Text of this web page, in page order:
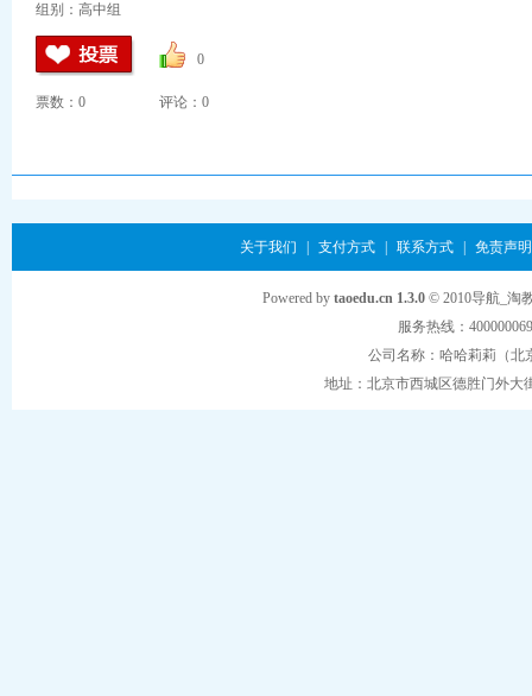
组别：高中组
0
票数： 0 评论：0
关于我们 支付方式 联系方式 免责声明
Powered by taoedu.cn 1.3.0© 2010导航_淘
服务热线：
公司名称：哈哈莉莉（
地址：北京市西城区德胜门外大